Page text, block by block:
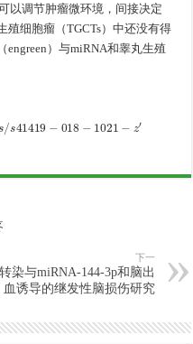
以调节肿瘤微环境，间接决定
殖细胞瘤（TGCTs）中还没有得
）与miRNA和睾丸生殖
− 018− 1021−z′
下一
染与miRNA-144-3p和脑出
血诱导的继发性脑损伤研究